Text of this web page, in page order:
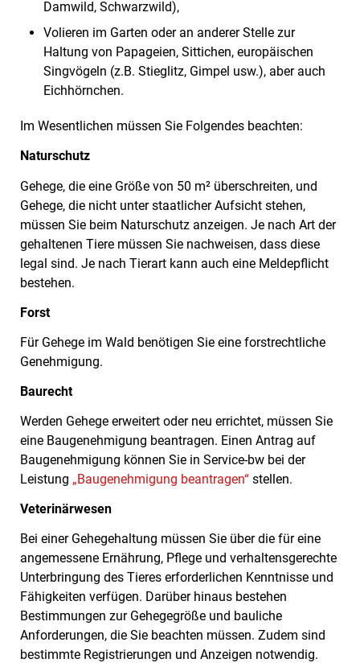
Damwild, Schwarzwild),
Volieren im Garten oder an anderer Stelle zur
Haltung von Papageien, Sittichen, europäischen
Singvögeln (z.B. Stieglitz, Gimpel usw.), aber auch
Eichhörnchen.
Im Wesentlichen müssen Sie Folgendes beachten:
Naturschutz
Gehege, die eine Größe von 50 m² überschreiten, und
Gehege, die nicht unter staatlicher Aufsicht stehen,
müssen Sie beim Naturschutz anzeigen. Je nach Art der
gehaltenen Tiere müssen Sie nachweisen, dass diese
legal sind. Je nach Tierart kann auch eine Meldepflicht
bestehen.
Forst
Für Gehege im Wald benötigen Sie eine forstrechtliche
Genehmigung.
Baurecht
Werden Gehege erweitert oder neu errichtet, müssen Sie
eine Baugenehmigung beantragen. Einen Antrag auf
Baugenehmigung können Sie in Service-bw bei der
Leistung „Baugenehmigung beantragen“ stellen.
Veterinärwesen
Bei einer Gehegehaltung müssen Sie über die für eine
angemessene Ernährung, Pflege und verhaltensgerechte
Unterbringung des Tieres erforderlichen Kenntnisse und
Fähigkeiten verfügen. Darüber hinaus bestehen
Bestimmungen zur Gehegegröße und bauliche
Anforderungen, die Sie beachten müssen. Zudem sind
bestimmte Registrierungen und Anzeigen notwendig.